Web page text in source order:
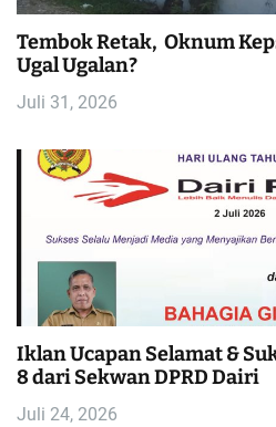
p
o
Tembok Retak, Oknum
Ugal Ugalan?
Juli 31, 2026
Iklan Ucapan Selamat &
8 dari Sekwan DPRD Dairi
Juli 24, 2026